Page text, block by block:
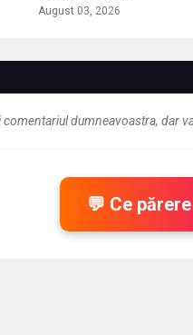
August 03, 2026
dumneavoastra, dar
💬 Ce